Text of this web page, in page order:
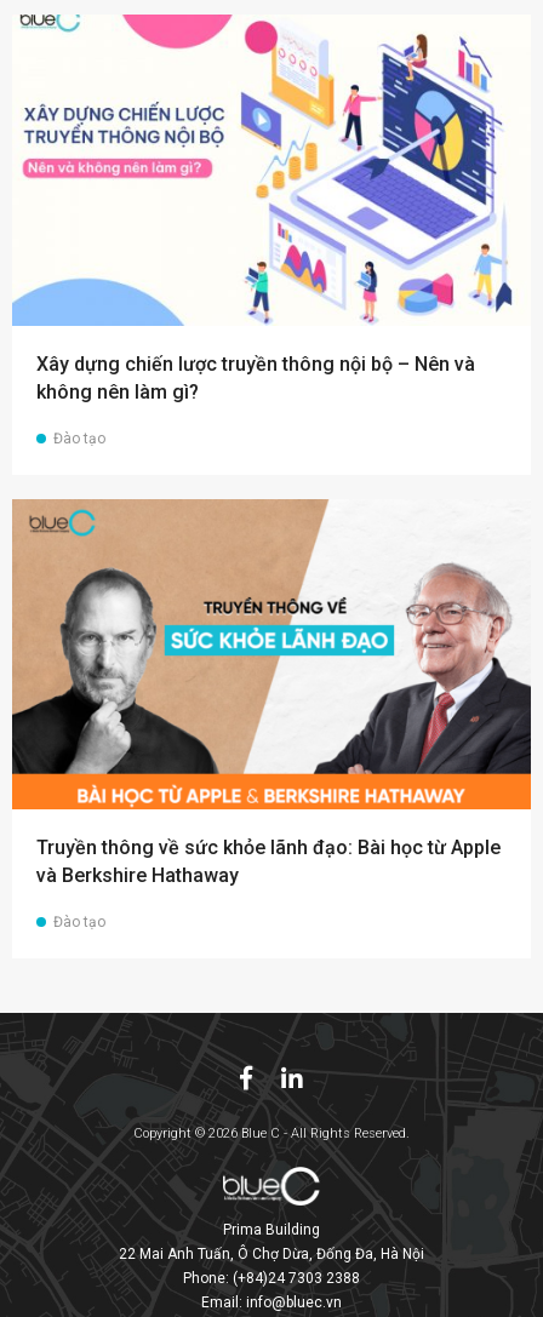
Xây dựng chiến lược truyền thông nội bộ – Nên và
không nên làm gì?
Đào tạo
Truyền thông về sức khỏe lãnh đạo: Bài học từ Apple
và Berkshire Hathaway
Đào tạo
Copyright © 2026 Blue C - All Rights Reserved.
Prima Building
22 Mai Anh Tuấn, Ô Chợ Dừa, Đống Đa, Hà Nội
Phone: (+84)24 7303 2388
Email: info@bluec.vn